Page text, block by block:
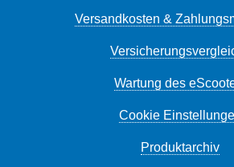
Versandkosten &
Wartung des
Cookie
Produktarchiv